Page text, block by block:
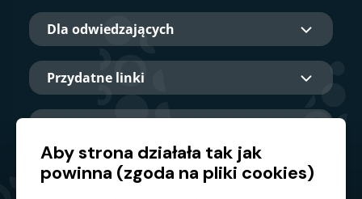
Dla odwiedzających
Przydatne linki
Główny partner
Aby strona działała tak jak
powinna (zgoda na pliki cookies)